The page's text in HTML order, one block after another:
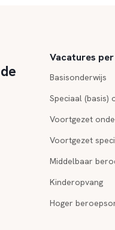
Vacatures
Basisonderwijs
Speciaal (basis)
Voortgezet
Voortgezet
Middelbaar
Kinderopvang
Hoger